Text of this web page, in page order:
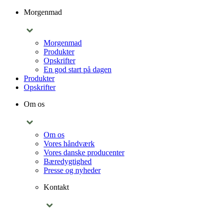
Morgenmad
Morgenmad
Produkter
Opskrifter
En god start på dagen
Produkter
Opskrifter
Om os
Om os
Vores håndværk
Vores danske producenter
Bæredygtighed
Presse og nyheder
Kontakt